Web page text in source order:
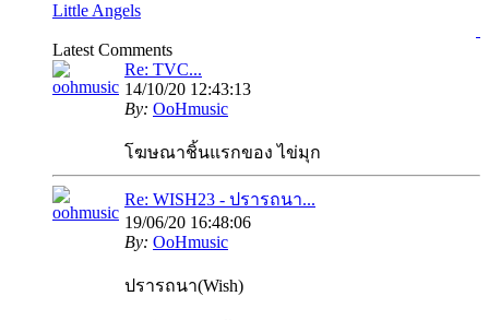
Little Angels
Latest Comments
Re: TVC...
14/10/20 12:43:13
By: OoHmusic
โฆษณาชิ้นแรกของ ไข่มุก
Re: WISH23 - ปรารถนา...
19/06/20 16:48:06
By: OoHmusic
ปรารถนา(Wish)